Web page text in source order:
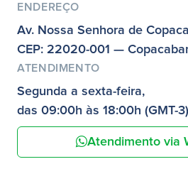
ENDEREÇO
Av. Nossa Senhora de
CEP: 22020-001 —
ATENDIMENTO
Segunda a sexta-feira,
das 09:00h às 18:00h (GMT-3)
Atendimento via